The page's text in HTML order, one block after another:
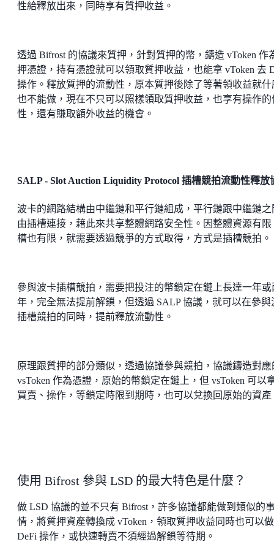
性給釋放出來，同時享有質押收益。
透過 Bifrost 的協議來質押，針對質押的幣，鑄造 vToken 作
押憑證，持有憑證就可以領取質押收益，也能拿 vToken 去
操作。釋放質押的流動性，原本質押後除了等著領收益就什
也不能做，現在不只可以照樣領取質押收益，也享有操作的
性，還有賺取額外收益的機會。
SALP - Slot Auction Liquidity Protocol 插槽競拍流動性釋放
波卡的網路結構由中繼鏈和平行鏈組成，平行鏈跟中繼鏈之
由插槽連接，藉此來共享整體網路安全性。因整體資源有限
槽也有限，就需要透過競爭的方式取得，方式是插槽競拍。
參與波卡插槽競拍，需要把投注的幣鎖定在鏈上長達一年或
年，完全無法提前解鎖，但透過 SALP 協議，就可以在參與
插槽競拍的同時，提前釋放流動性。
原理跟質押的部分類似，透過協議參與競拍，協議鑄造對應
vsToken 作為憑證，原始的幣鎖定在鏈上，但 vsToken 可以
買賣、操作，等鎖定時限到期時，也可以兌換回原始的資產
使用 Bifrost 參與 LSD 的最大特色是什麼？
做 LSD 協議的並不只有 Bifrost，許多協議都能做到類似的
情，將質押資產轉換成 vToken，領取質押收益同時也可以做
DeFi 操作，或快速轉賣不須經過解鎖等待期。